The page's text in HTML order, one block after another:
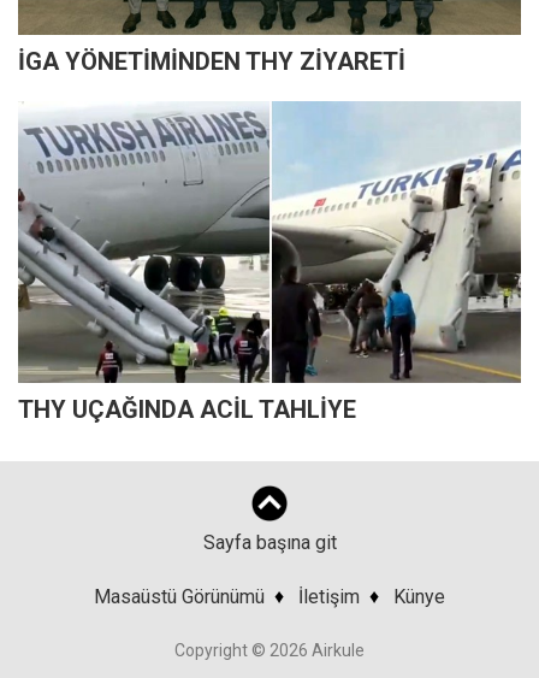
İGA YÖNETİMİNDEN THY ZİYARETİ
THY UÇAĞINDA ACİL TAHLİYE
Sayfa başına git
Masaüstü Görünümü ♦ İletişim ♦ Künye
Copyright © 2026 Airkule